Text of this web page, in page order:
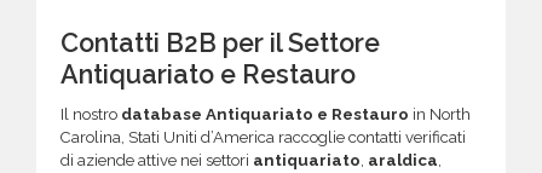
Contatti B2B per il Settore
Antiquariato e Restauro
Il nostro database Antiquariato e Restauro in North
Carolina, Stati Uniti d’America raccoglie contatti verificati
di aziende attive nei settori antiquariato, araldica,